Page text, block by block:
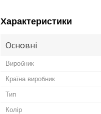
Характеристики
Основні
Виробник
Країна виробник
Тип
Колір